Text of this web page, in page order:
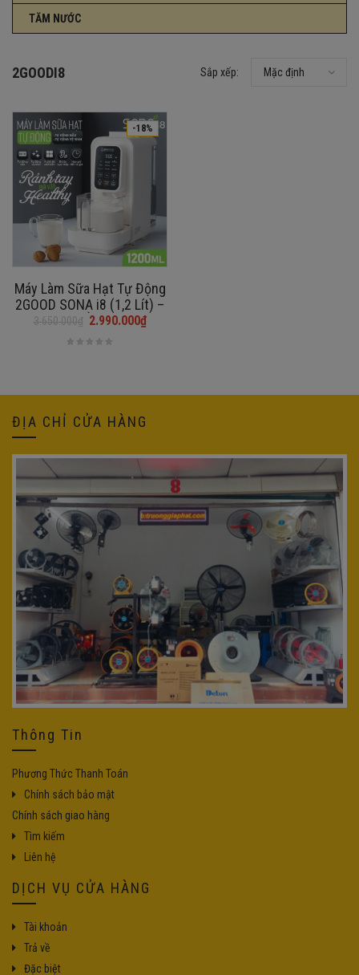
TĂM NƯỚC
2GOODI8 Sắp xếp: Mặc định
-18%
Máy Làm Sữa Hạt Tự Động
2GOOD SONA i8 (1,2 Lít) –
CA THỦY TINH
3.650.000₫ 2.990.000₫
2.990.000₫.
ĐỊA CHỈ CỬA HÀNG
Thông Tin
Phương Thức Thanh Toán
Chính sách bảo mật
Chính sách giao hàng
Tìm kiếm
Liên hệ
DỊCH VỤ CỬA HÀNG
Tài khoản
Trả về
Đặc biệt